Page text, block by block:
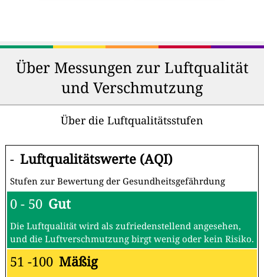
Über Messungen zur Luftqualität
und Verschmutzung
Über die Luftqualitätsstufen
- Luftqualitätswerte (AQI)
Stufen zur Bewertung der Gesundheitsgefährdung
0 - 50 Gut
Die Luftqualität wird als zufriedenstellend angesehen,
und die Luftverschmutzung birgt wenig oder kein Risiko.
51 -100 Mäßig